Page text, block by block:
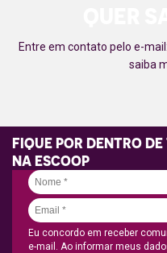
Entre em contato pelo e-mail:
saiba
FIQUE POR DENTRO
NA ESCOOP
Eu concordo em receber
e-mail. Ao informar meus